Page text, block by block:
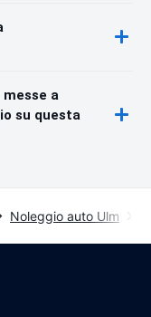
a
su questa
Noleggio auto Ulm